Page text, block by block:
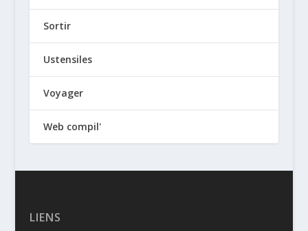
Sortir
Ustensiles
Voyager
Web compil'
LIENS